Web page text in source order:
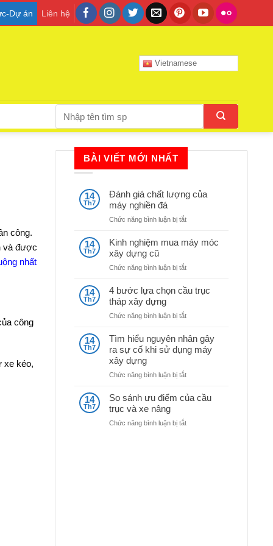
Dự án Liên hệ
Vietnamese
kiếm:
công.
và được
nhất
công
xe kéo,
BÀI VIẾT MỚI NHẤT
14
Th7
Đánh giá chất lượng của
máy nghiền đá
Chức năng bình luận bị tắtở
giá
chất
của
nghiền
14
Th7
Kinh nghiệm mua máy móc
xây dựng cũ
Chức năng bình luận bị tắtở
nghiệm
mua
móc
dựng
14
Th7
4 bước lựa chọn cầu trục
tháp xây dựng
Chức năng bình luận bị tắtở
bước
lựa
chọn
trục
xây
dựng
14
Th7
Tìm hiểu nguyên nhân gây
ra sự cố khi sử dụng máy
xây dựng
Chức năng bình luận bị tắtở
hiểu
nguyên
gây
14
Th7
So sánh ưu điểm của cầu
trục và xe nâng
Chức năng bình luận bị tắtở